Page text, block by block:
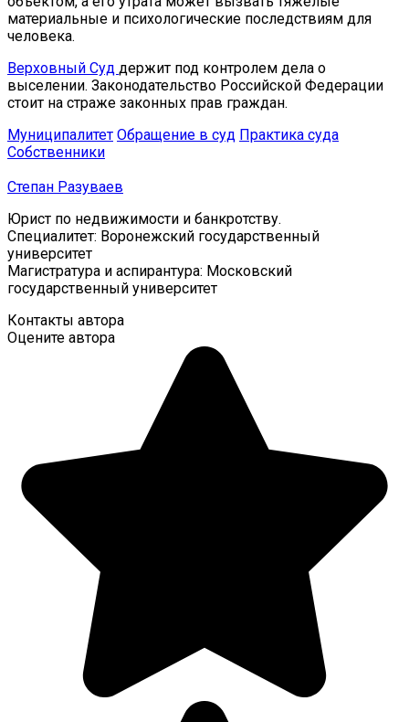
материальные и психологические последствиям для
человека.
Верховный Суд держит под контролем дела о
выселении. Законодательство Российской Федерации
стоит на страже законных прав граждан.
Муниципалитет Обращение в суд Практика суда
Собственники
Степан Разуваев
Юрист по недвижимости и банкротству.
Специалитет: Воронежский государственный
университет
Магистратура и аспирантура: Московский
государственный университет
Контакты автора
Оцените автора